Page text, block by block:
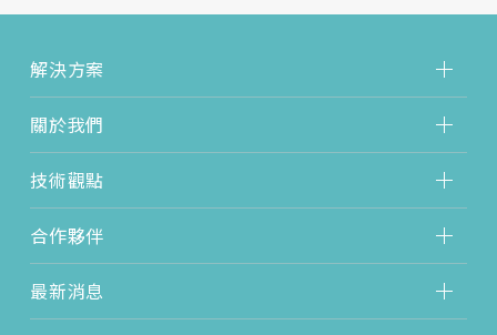
解決方案
關於我們
技術觀點
合作夥伴
最新消息